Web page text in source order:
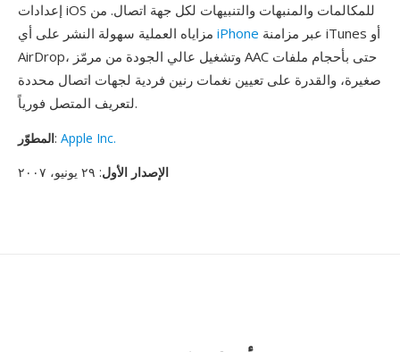
إعدادات iOS للمكالمات والمنبهات والتنبيهات لكل جهة اتصال. من
iPhone
AirDrop، وتشغيل عالي الجودة من مرمّز AAC حتى بأحجام ملفات
صغيرة، والقدرة على تعيين نغمات رنين فردية لجهات اتصال محددة
لتعريف المتصل فورياً.
المطوّر: Apple Inc.
الإصدار الأول: ٢٩ يونيو، ٢٠٠٧